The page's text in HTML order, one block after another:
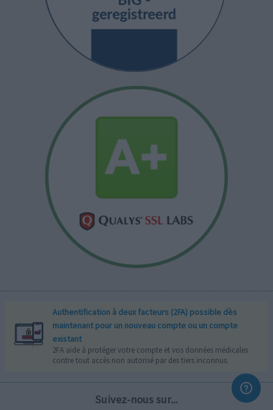
Authentification à deux facteurs (2FA) possible dès
maintenant pour un nouveau compte ou un compte
existant
2FA aide à protéger votre compte et vos données médicales
contre tout accès non autorisé par des tiers inconnus.
Suivez-nous sur...